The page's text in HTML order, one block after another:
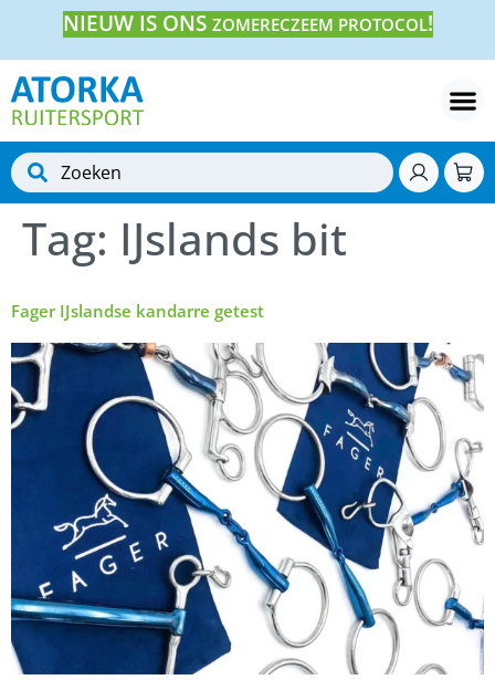
NIEUW IS ONS ZOMERECZEEM PROTOCOL!
Tag: IJslands bit
Fager IJslandse kandarre getest